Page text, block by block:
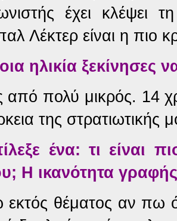
έχει
Λέκτερ είναι η πιο
ηλικία ξεκίνησες
από πολύ μικρός. 14
της στρατιωτικής
ένα: τι είναι
Η ικανότητα
θέματος αν πω